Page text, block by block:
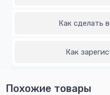
Как сделать
Как
Похожие товары